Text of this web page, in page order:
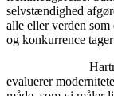
selvstændighed
alle eller verden som
og konkurrence
Hartmut Rosa
evaluerer